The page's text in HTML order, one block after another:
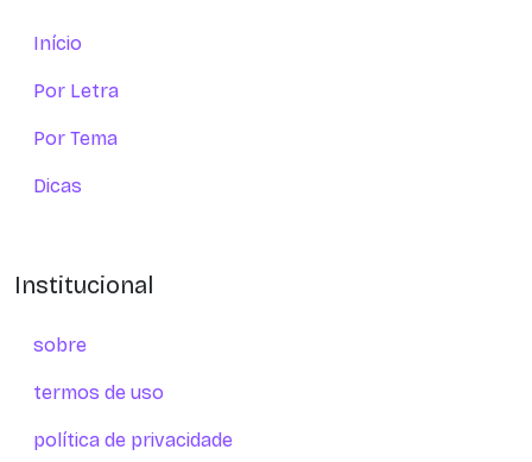
Início
Por Letra
Por Tema
Dicas
Institucional
sobre
termos de uso
política de privacidade